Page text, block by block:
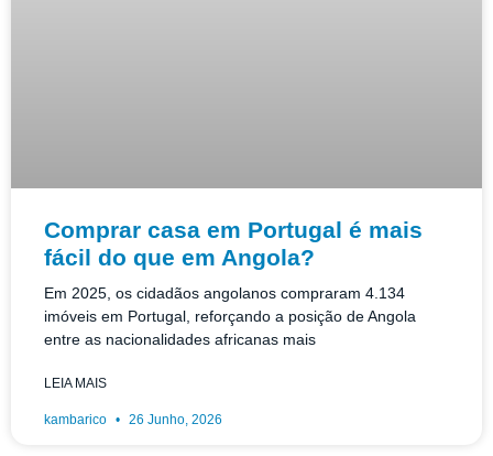
Comprar casa em Portugal é mais
fácil do que em Angola?
Em 2025, os cidadãos angolanos compraram 4.134
imóveis em Portugal, reforçando a posição de Angola
entre as nacionalidades africanas mais
LEIA MAIS
kambarico 26 Junho, 2026